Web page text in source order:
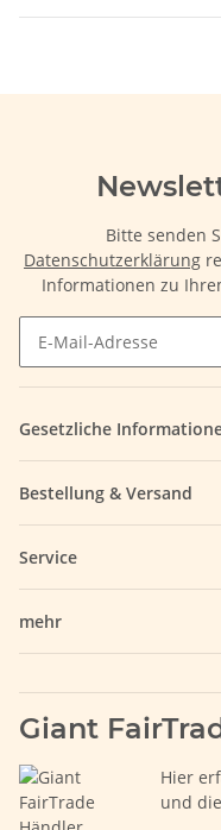
Bitte senden
Datenschutzerklärung
Informationen zu
Gesetzliche
Bestellung & Versand
Service
mehr
Giant
Hier
und